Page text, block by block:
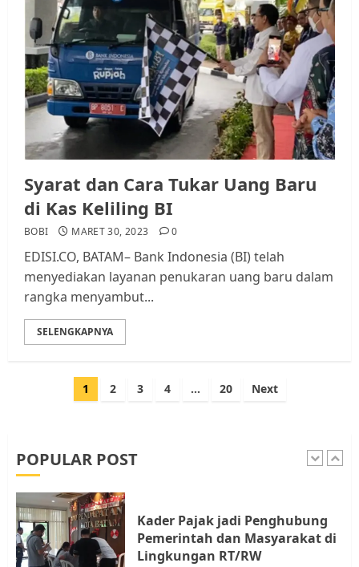
Syarat dan Cara Tukar Uang Baru
di Kas Keliling BI
BOBI MARET 30, 2023 0
EDISI.CO, BATAM– Bank Indonesia (BI) telah
menyediakan layanan penukaran uang baru dalam
rangka menyambut...
SELENGKAPNYA
Paginasi
1 2 3 4 … 20 Next
POPULAR POST
3
Datangi Pemko Batam, Warga
Rempang Protes Lahan Mereka
Diambil untuk Sekolah Rakyat
JULI 21, 2026 0
4
Warga Rempang Ajukan
Audiensi dengan Wali Kota
Batam, Soroti Aktivitas yang
Resahkan Warga
JULI 17, 2026
Tim Advokasi Desak BP Batam
Berhenti Merampas Tanah
Warga Rempang
1
Pemko Batam Tegaskan RT dan
Kader Pajak jadi Penghubung
Pemerintah dan Masyarakat di
Lingkungan RT/RW